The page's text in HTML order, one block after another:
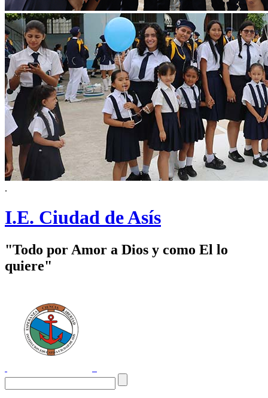
.
I.E. Ciudad de Asís
"Todo por Amor a Dios y como El lo
quiere"